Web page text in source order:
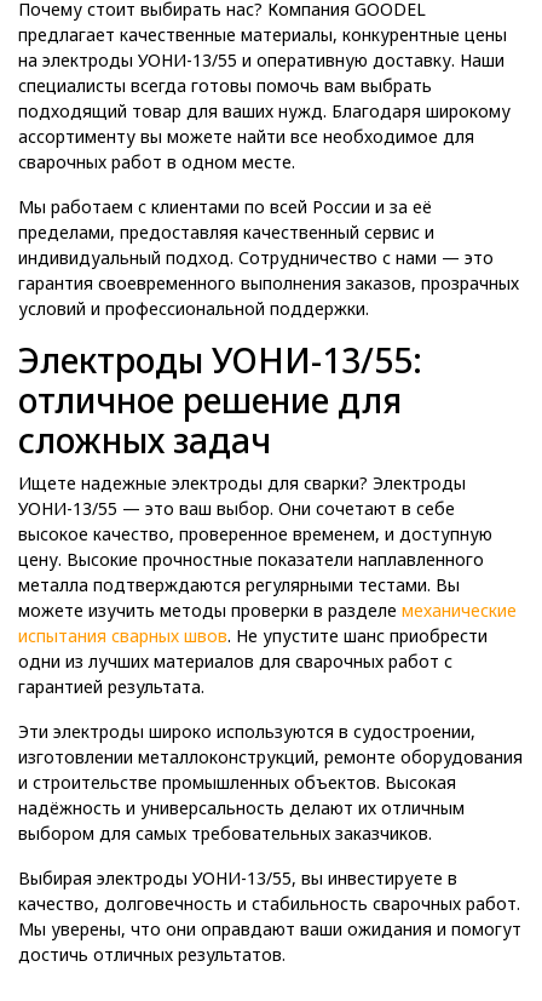
Почему стоит выбирать нас? Компания GOODEL
предлагает качественные материалы, конкурентные цены
на электроды УОНИ-13/55 и оперативную доставку. Наши
специалисты всегда готовы помочь вам выбрать
подходящий товар для ваших нужд. Благодаря широкому
ассортименту вы можете найти все необходимое для
сварочных работ в одном месте.
Мы работаем с клиентами по всей России и за её
пределами, предоставляя качественный сервис и
индивидуальный подход. Сотрудничество с нами — это
гарантия своевременного выполнения заказов, прозрачных
условий и профессиональной поддержки.
Электроды УОНИ-13/55:
отличное решение для
сложных задач
Ищете надежные электроды для сварки? Электроды
УОНИ-13/55 — это ваш выбор. Они сочетают в себе
высокое качество, проверенное временем, и доступную
цену. Высокие прочностные показатели наплавленного
металла подтверждаются регулярными тестами. Вы
можете изучить методы проверки в разделе механические
испытания сварных швов. Не упустите шанс приобрести
одни из лучших материалов для сварочных работ с
гарантией результата.
Эти электроды широко используются в судостроении,
изготовлении металлоконструкций, ремонте оборудования
и строительстве промышленных объектов. Высокая
надёжность и универсальность делают их отличным
выбором для самых требовательных заказчиков.
Выбирая электроды УОНИ-13/55, вы инвестируете в
качество, долговечность и стабильность сварочных работ.
Мы уверены, что они оправдают ваши ожидания и помогут
достичь отличных результатов.